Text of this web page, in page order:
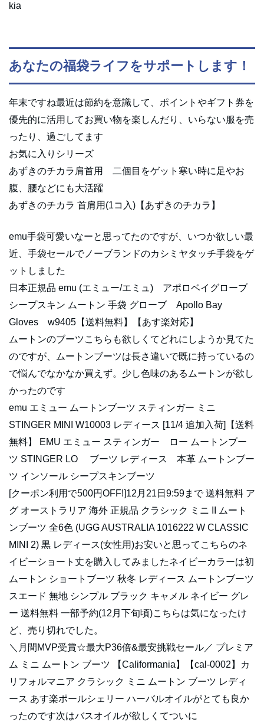
kia
あなたの福袋ライフをサポートします！
年末ですね最近は節約を意識して、ポイントやギフト券を
優先的に活用してお買い物を楽しんだり、いらない服を売
ったり、過ごしてます
お気に入りシリーズ
あずきのチカラ肩首用 二個目をゲット寒い時に足やお
腹、腰などにも大活躍
あずきのチカラ 首肩用(1コ入)【あずきのチカラ】
emu手袋可愛いなーと思ってたのですが、いつか欲しい最
近、手袋セールでノーブランドのカシミヤタッチ手袋をゲ
ットしました
日本正規品 emu (エミュー/エミュ) アポロベイグローブ
シープスキン ムートン 手袋 グローブ Apollo Bay
Gloves w9405【送料無料】【あす楽対応】
ムートンのブーツこちらも欲しくてどれにしようか見てた
のですが、ムートンブーツは長さ違いで既に持っているの
で悩んでなかなか買えず。少し色味のあるムートンが欲し
かったのです
emu エミュー ムートンブーツ スティンガー ミニ
STINGER MINI W10003 レディース [11/4 追加入荷]【送料
無料】 EMU エミュー スティンガー ロー ムートンブー
ツ STINGER LO ブーツ レディース 本革 ムートンブー
ツ インソール シープスキンブーツ
[クーポン利用で500円OFF!]12月21日9:59まで 送料無料 ア
グ オーストラリア 海外 正規品 クラシック ミニ II ムート
ンブーツ 全6色 (UGG AUSTRALIA 1016222 W CLASSIC
MINI 2) 黒 レディース(女性用)お安いと思ってこちらのネ
イビーショート丈を購入してみましたネイビーカラーは初
ムートン ショートブーツ 秋冬 レディース ムートンブーツ
スエード 無地 シンプル ブラック キャメル ネイビー グレ
ー 送料無料 一部予約(12月下旬頃)こちらは気になったけ
ど、売り切れでした。
＼月間MVP受賞☆最大P36倍&最安挑戦セール／ プレミア
ム ミニ ムートン ブーツ 【Califormania】【cal-0002】カ
リフォルマニア クラシック ミニ ムートン ブーツ レディ
ース あす楽ポールシェリー ハーバルオイルがとても良か
ったのです次はバスオイルが欲しくてついに